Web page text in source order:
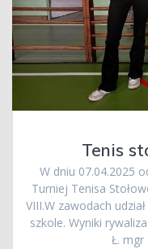
Tenis
W dniu 07.04.2025
Turniej Tenisa
VIII.W zawodach
szkole. Wyniki
Ł. mgr